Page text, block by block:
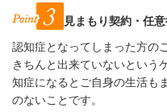
見まもり契約・任
認知症となってしまった方の
きちんと出来ていないという
知症になるとご自身の生活も
のないことです。